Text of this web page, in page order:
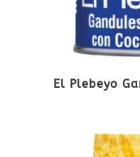
El Plebeyo